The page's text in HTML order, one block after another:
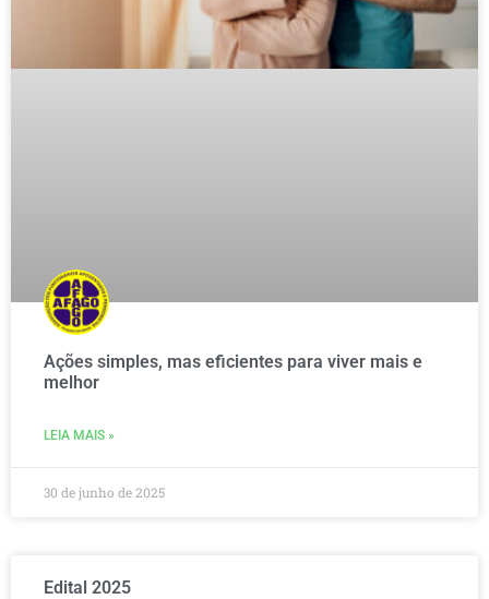
Ações simples, mas eficientes para viver mais e
melhor
LEIA MAIS »
30 de junho de 2025
Edital 2025